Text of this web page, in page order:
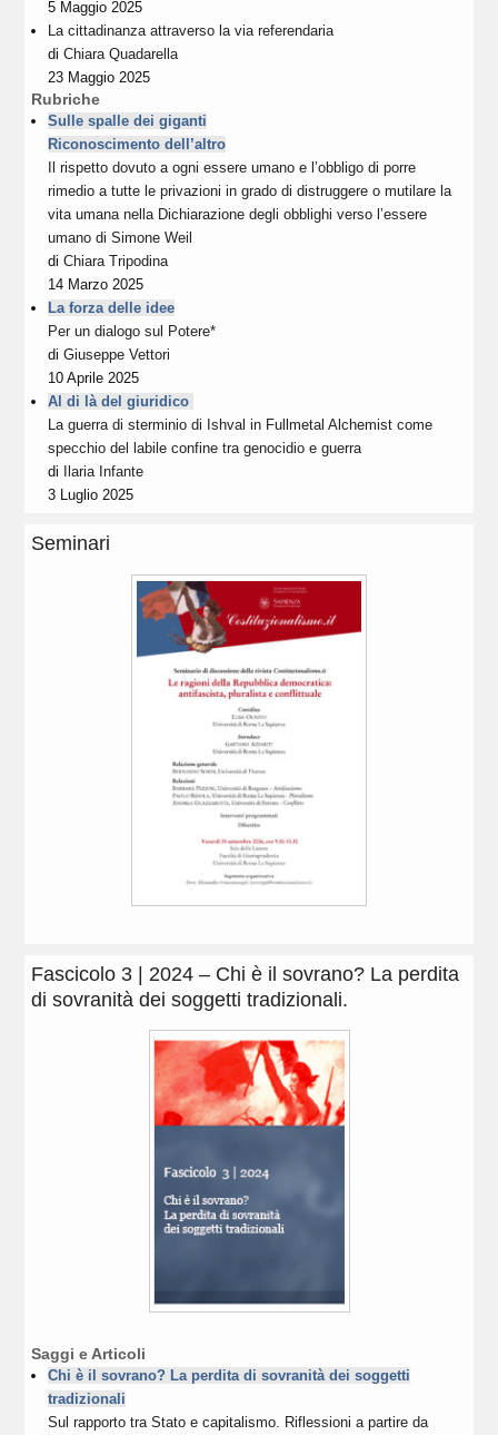
5 Maggio 2025
La cittadinanza attraverso la via referendaria
diChiara Quadarella
23 Maggio 2025
Rubriche
Sulle spalle dei giganti
Riconoscimento dell’altro
Il rispetto dovuto a ogni essere umano e l’obbligo di porre
rimedio a tutte le privazioni in grado di distruggere o mutilare la
vita umana nella Dichiarazione degli obblighi verso l’essere
umano di Simone Weil
diChiara Tripodina
14 Marzo 2025
La forza delle idee
Per un dialogo sul Potere*
diGiuseppe Vettori
10 Aprile 2025
Al di là del giuridico
La guerra di sterminio di Ishval in Fullmetal Alchemist come
specchio del labile confine tra genocidio e guerra
di
Ilaria Infante
3 Luglio 2025
Seminari
Fascicolo 3 | 2024 – Chi è il sovrano? La perdita
di sovranità dei soggetti tradizionali.
Saggi e Articoli
Chi è il sovrano? La perdita di sovranità dei soggetti
tradizionali
Sul rapporto tra Stato e capitalismo. Riflessioni a partire da